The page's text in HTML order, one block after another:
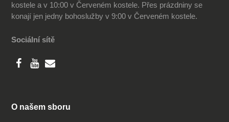
kostele a v 10:00 v Červeném kostele. Přes prázdniny se
konají jen jedny bohoslužby v 9:00 v Červeném kostele.
Sociální sítě
O našem sboru